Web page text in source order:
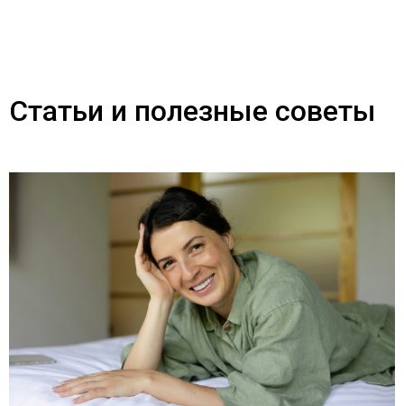
Статьи и полезные советы